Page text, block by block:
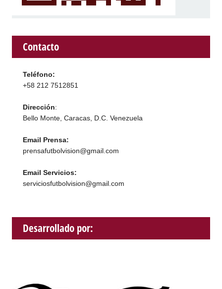
Contacto
Teléfono:
+58 212 7512851
Dirección:
Bello Monte, Caracas, D.C. Venezuela
Email Prensa:
prensafutbolvision@gmail.com
Email Servicios:
serviciosfutbolvision@gmail.com
Desarrollado por: